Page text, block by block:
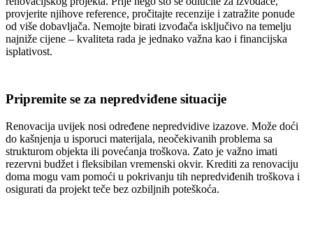
provjerite njihove reference, pročitajte recenzije i zatražite ponude
od više dobavljača. Nemojte birati izvođača isključivo na temelju
najniže cijene – kvaliteta rada je jednako važna kao i financijska
isplativost.
Pripremite se za nepredviđene situacije
Renovacija uvijek nosi određene nepredvidive izazove. Može doći
do kašnjenja u isporuci materijala, neočekivanih problema sa
strukturom objekta ili povećanja troškova. Zato je važno imati
rezervni budžet i fleksibilan vremenski okvir. Krediti za renovaciju
doma mogu vam pomoći u pokrivanju tih nepredviđenih troškova i
osigurati da projekt teče bez ozbiljnih poteškoća.